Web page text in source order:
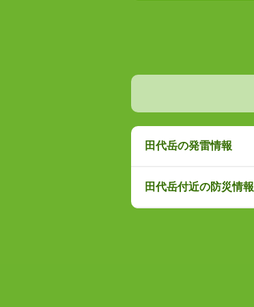
田代岳の発雷情報
田代岳付近の防災情報